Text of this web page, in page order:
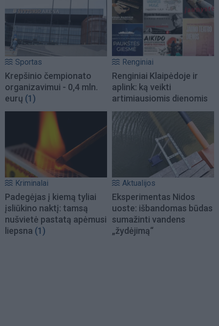
Sportas
Krepšinio čempionato
organizavimui - 0,4 mln.
eurų (1)
Renginiai
Renginiai Klaipėdoje ir
aplink: ką veikti
artimiausiomis dienomis
Kriminalai
Padegėjas į kiemą tyliai
įsliūkino naktį: tamsą
nušvietė pastatą apėmusi
liepsna (1)
Aktualijos
Eksperimentas Nidos
uoste: išbandomas būdas
sumažinti vandens
„žydėjimą“